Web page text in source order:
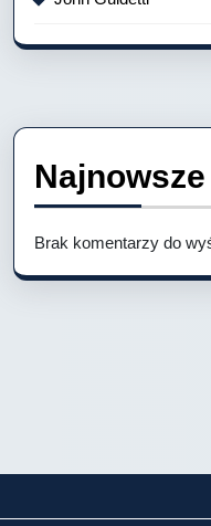
Brak komentarzy do